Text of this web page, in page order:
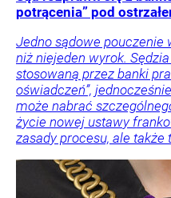
potrącenia” pod
Jedno sądowe pouczenie
niż niejeden wyrok.
stosowaną przez banki
oświadczeń”,
może nabrać
życie nowej ustawy
zasady procesu, ale także